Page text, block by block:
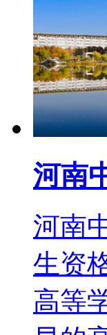
河南
河南
生资
高等